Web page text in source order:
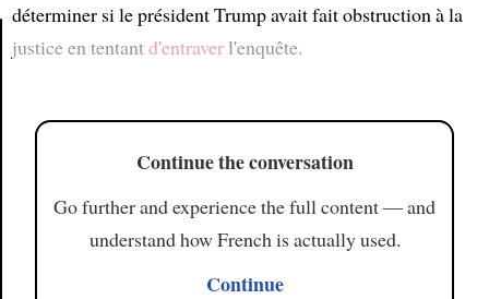
déterminer si le président Trump avait fait obstruction à la
justice en tentantd'entraverl'enquête.
Continue the conversation
Go further and experience the full content — and
understand how French is actually used.
Continue